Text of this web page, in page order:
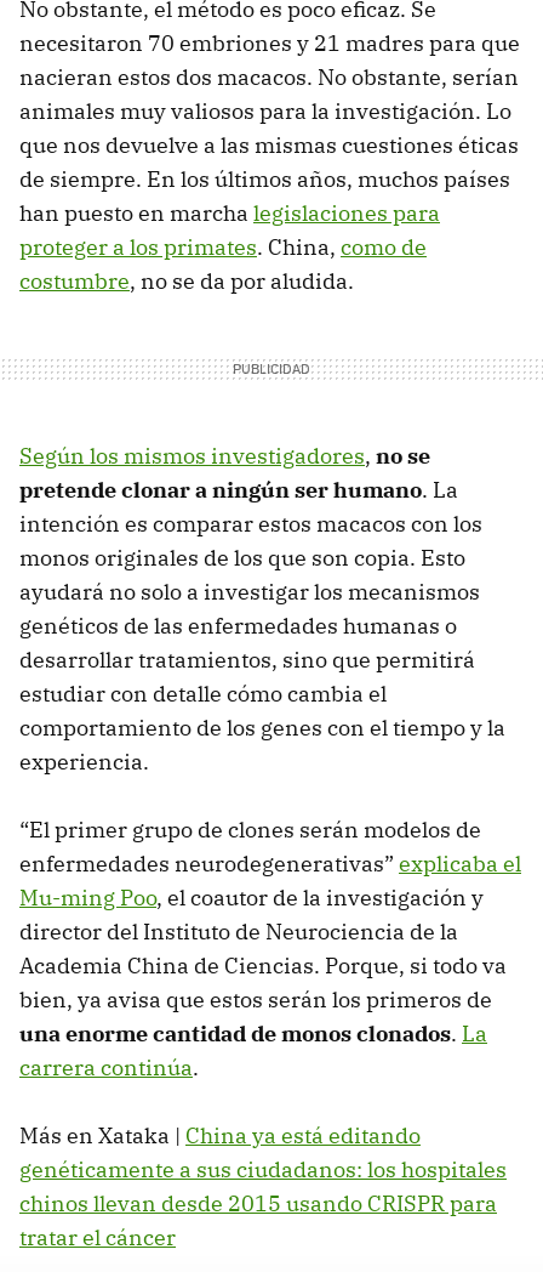
No obstante, el método es poco eficaz. Se
necesitaron 70 embriones y 21 madres para que
nacieran estos dos macacos. No obstante, serían
animales muy valiosos para la investigación. Lo
que nos devuelve a las mismas cuestiones éticas
de siempre. En los últimos años, muchos países
han puesto en marcha legislaciones para
proteger a los primates. China, como de
costumbre, no se da por aludida.
Según los mismos investigadores, no se
pretende clonar a ningún ser humano. La
intención es comparar estos macacos con los
monos originales de los que son copia. Esto
ayudará no solo a investigar los mecanismos
genéticos de las enfermedades humanas o
desarrollar tratamientos, sino que permitirá
estudiar con detalle cómo cambia el
comportamiento de los genes con el tiempo y la
experiencia.
“El primer grupo de clones serán modelos de
enfermedades neurodegenerativas” explicaba el
Mu-ming Poo, el coautor de la investigación y
director del Instituto de Neurociencia de la
Academia China de Ciencias. Porque, si todo va
bien, ya avisa que estos serán los primeros de
una enorme cantidad de monos clonados. La
carrera continúa.
Más en Xataka | China ya está editando
genéticamente a sus ciudadanos: los hospitales
chinos llevan desde 2015 usando CRISPR para
tratar el cáncer